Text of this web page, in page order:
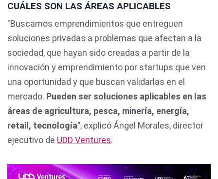
CUÁLES SON LAS ÁREAS APLICABLES
"Buscamos emprendimientos que entreguen
soluciones privadas a problemas que afectan a la
sociedad, que hayan sido creadas a partir de la
innovación y emprendimiento por startups que ven
una oportunidad y que buscan validarlas en el
mercado. Pueden ser soluciones aplicables en las
áreas de agricultura, pesca, minería, energía,
retail, tecnología", explicó Ángel Morales, director
ejecutivo de UDD Ventures.